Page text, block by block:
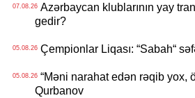
07.08.26Azərbaycan klublarının yay
gedir?
05.08.26Çempionlar Liqası: “Sabah“
05.08.26“Məni narahat edən rəqib yox,
Qurbanov